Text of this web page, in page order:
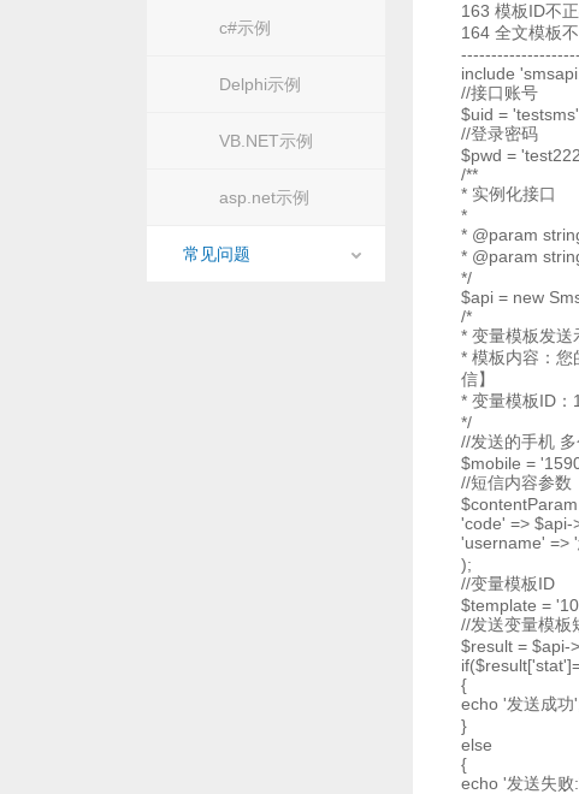
c#示例
Delphi示例
VB.NET示例
asp.net示例
常见问题
163 模板ID不
164 全文模板
include
//接口账号
$uid =
//登录密码
$pwd =
/**
* 实例化接口
*
* @param
* @param
*/
$api = new
/*
* 变量模板发送
* 模板内容：
信】
* 变量模板ID：
*/
//发送的手机
$mobile =
//短信内容参数
'code' => $api-
'username' =>
);
//变量模板ID
$template =
//发送变量模板
$result = $api-
{
echo '发送成功
}
else
{
echo '发送失